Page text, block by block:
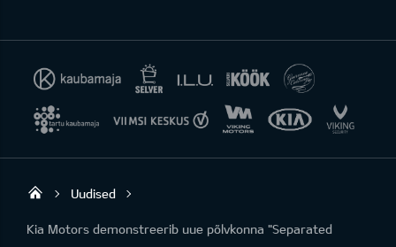
Viking Motors - Kia müük, hooldus ja
Uudised
Kia Motors demonstreerib uue põlvkonna "Separated